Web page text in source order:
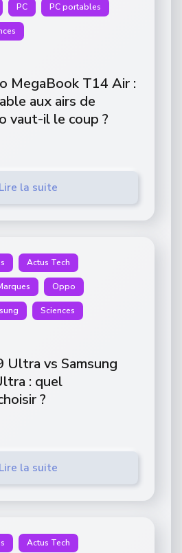
PC PC portables
MegaBook T14 Air :
aux airs de
vaut-il le coup ?
Lire la suite
Actus Tech
Oppo
Sciences
Ultra vs Samsung
: quel
?
Lire la suite
Actus Tech